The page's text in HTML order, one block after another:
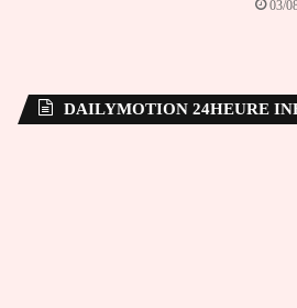
03/
DAILYMOTION 24HEURE